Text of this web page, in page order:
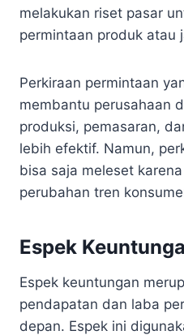
melakukan riset pasar
permintaan produk atau
Perkiraan permintaan
membantu perusahaan
produksi, pemasaran,
lebih efektif. Namun,
bisa saja meleset
perubahan tren
Espek
Espek keuntungan
pendapatan dan laba
depan. Espek ini